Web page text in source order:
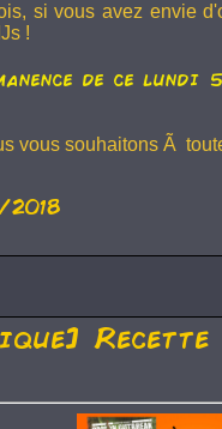
si vous avez envie
!
de ce lundi
vous souhaitons Ã
2018